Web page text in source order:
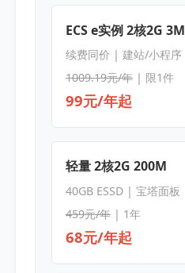
ECS e实例 2核2G 3M
续费同价 | 建站/小程序
1009.19元/年| 限1件
99元/年起
轻量 2核2G 200M
40GB ESSD | 宝塔面板
459元/年| 1年
68元/年起